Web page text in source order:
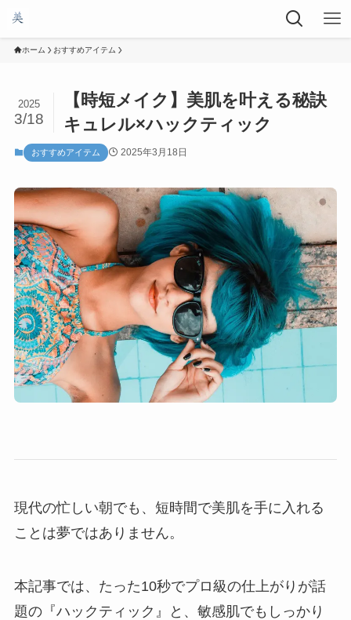
ホーム おすすめアイテム
【時短メイク】美肌を叶える秘訣
キュレル×ハックティック
2025
3/18
おすすめアイテム 2025年3月18日
現代の忙しい朝でも、短時間で美肌を手に入れる
ことは夢ではありません。
本記事では、たった10秒でプロ級の仕上がりが話
題の『ハックティック』と、敏感肌でもしっかり